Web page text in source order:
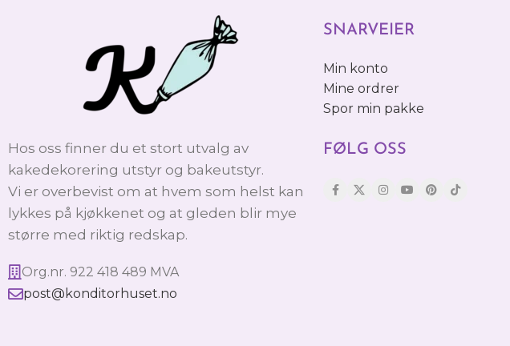
Hos oss finner du et stort utvalg av
kakedekorering utstyr og bakeutstyr.
Vi er overbevist om at hvem som helst kan
lykkes på kjøkkenet og at gleden blir mye
større med riktig redskap.
Org.nr. 922 418 489 MVA
post@konditorhuset.no
SNARVEIER
Min konto
Mine ordrer
Spor min pakke
FØLG OSS